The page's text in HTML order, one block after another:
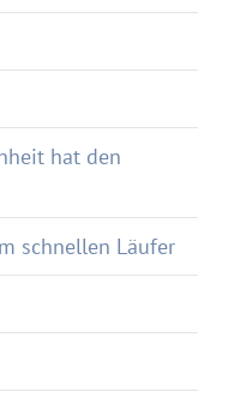
hat den
schnellen Läufer